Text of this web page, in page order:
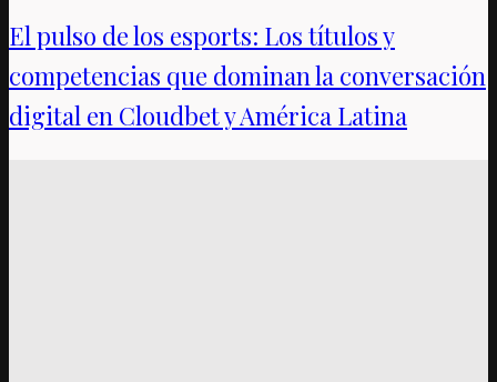
El pulso de los esports: Los títulos y
competencias que dominan la conversación
digital en Cloudbet y América Latina